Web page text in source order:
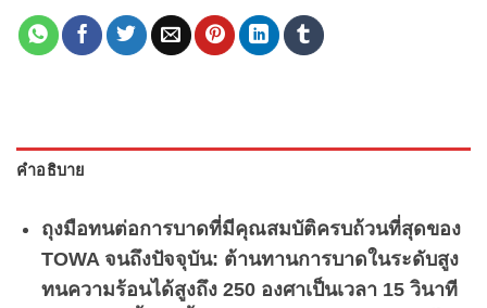
คำอธิบาย
ถุงมือทนต่อการบาดที่มีคุณสมบัติครบถ้วนที่สุดของ
TOWA จนถึงปัจจุบัน: ต้านทานการบาดในระดับสูง
ทนความร้อนได้สูงถึง 250 องศาเป็นเวลา 15 วินาที